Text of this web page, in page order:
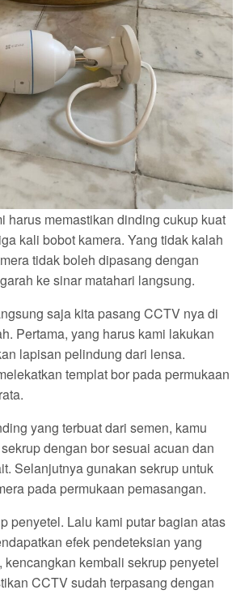
harus memastikan dinding cukup kuat
kali bobot kamera. Yang tidak kalah
tidak boleh dipasang dengan
ke sinar matahari langsung.
saja kita pasang CCTV nya di
Pertama, yang harus kami lakukan
lapisan pelindung dari lensa.
templat bor pada permukaan
yang terbuat dari semen, kamu
dengan bor sesuai acuan dan
Selanjutnya gunakan sekrup untuk
pada permukaan pemasangan.
penyetel. Lalu kami putar bagian atas
efek pendeteksian yang
kencangkan kembali sekrup penyetel
CCTV sudah terpasang dengan